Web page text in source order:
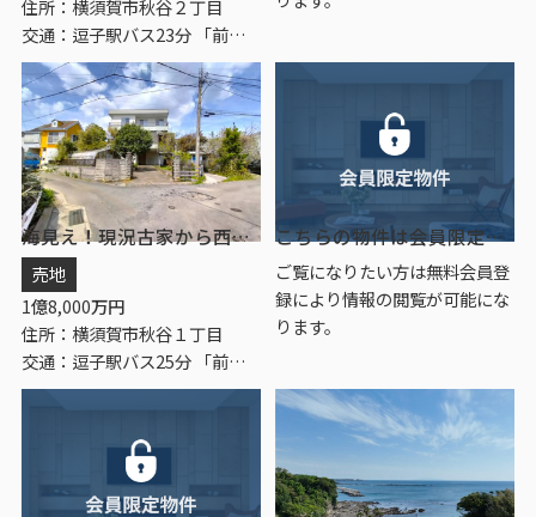
住所：横須賀市秋谷２丁目
交通：逗子駅バス23分 「前田橋」 停歩2分
海見え！現況古家から西側に富士山・江ノ島・南側にマリーナ
売地
1億8,000万円
住所：横須賀市秋谷１丁目
交通：逗子駅バス25分 「前田橋」 停歩8分
こちらの物件は会員限定物件です。
ご覧になりたい方は無料会員登
録により情報の閲覧が可能にな
ります。